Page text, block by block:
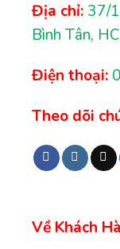
Địa chỉ: 37/
Bình Tân,
Điện thoại:
Theo dõi
Về Khách